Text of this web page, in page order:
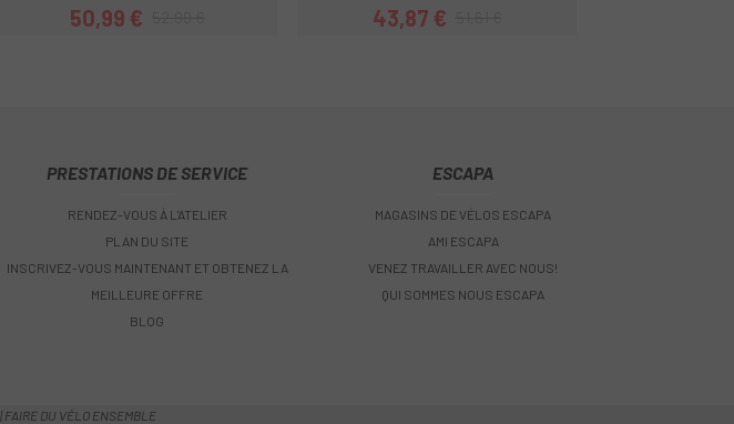
Prix
50,99 €Prix habituel Prix
43,87 €Prix habituel
PRESTATIONS DE SERVICE
RENDEZ-VOUS À L'ATELIER
PLAN DU SITE
INSCRIVEZ-VOUS MAINTENANT ET OBTENEZ LA
MEILLEURE OFFRE
BLOG
ESCAPA
MAGASINS DE VÉLOS ESCAPA
AMI ESCAPA
VENEZ TRAVAILLER AVEC NOUS!
QUI SOMMES NOUS ESCAPA
| FAIRE DU VÉLO ENSEMBLE